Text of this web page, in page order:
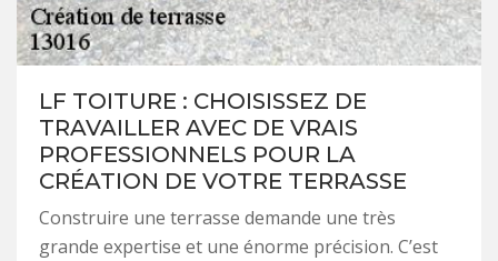
LF TOITURE : CHOISISSEZ DE
TRAVAILLER AVEC DE VRAIS
PROFESSIONNELS POUR LA
CRÉATION DE VOTRE TERRASSE
Construire une terrasse demande une très
grande expertise et une énorme précision. C’est